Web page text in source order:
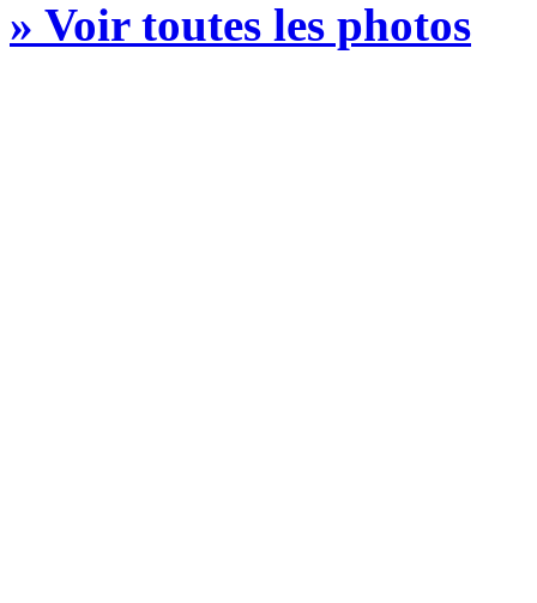
» Voir toutes les photos